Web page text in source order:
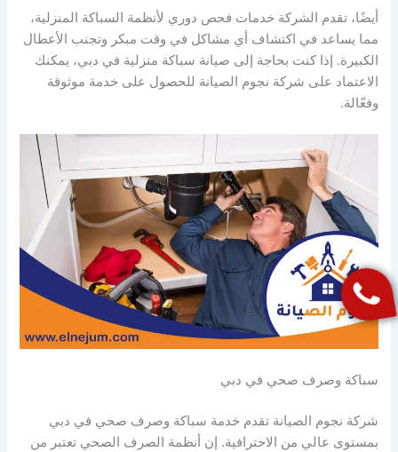
أيضًا، تقدم الشركة خدمات فحص دوري لأنظمة السباكة المنزلية،
مما يساعد في اكتشاف أي مشاكل في وقت مبكر وتجنب الأعطال
الكبيرة. إذا كنت بحاجة إلى صيانة سباكة منزلية في دبي، يمكنك
الاعتماد على شركة نجوم الصيانة للحصول على خدمة موثوقة
وفعّالة.
سباكة وصرف صحي في دبي
شركة نجوم الصيانة تقدم خدمة سباكة وصرف صحي في دبي
بمستوى عالي من الاحترافية. إن أنظمة الصرف الصحي تعتبر من